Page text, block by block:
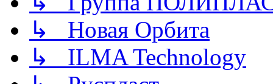
↳ Новая Орбита
↳ ILMA Technology